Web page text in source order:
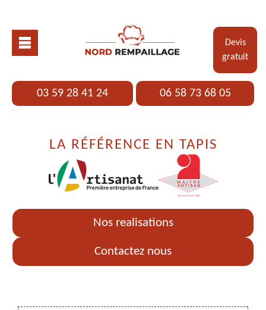
Devis
gratuit
03 59 28 41 24 06 58 73 68 05
LA RÉFÉRENCE EN TAPIS
Nos realisations
Contactez nous